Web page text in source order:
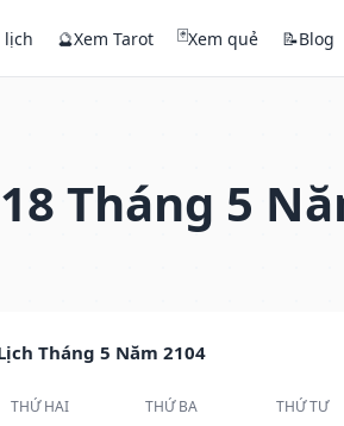
lịch 🔮Xem Tarot 🃏Xem quẻ 📝Blog
Tháng 5
Tháng 5 Năm 2104
THỨ HAI THỨ BA THỨ TƯ